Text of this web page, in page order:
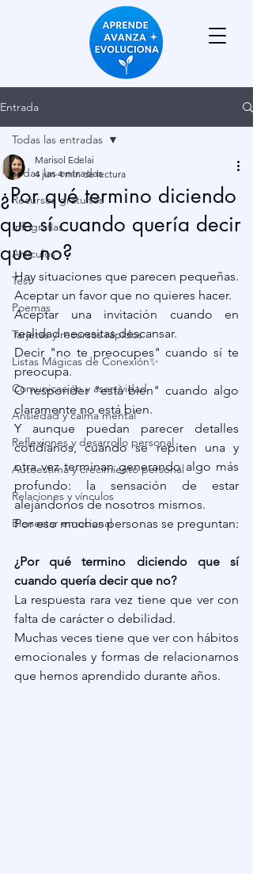
Entrada
Todas las entradas
Recursos gratuitos
Infografías
Artículos
Test
Poemas
Tarjetas y recursos rápidos
Listas Mágicas de Conexión✨
Comunicación y asertividad
Ansiedad y calma mental
Reflexiones y desarrollo personal
Autoestima y crecimiento personal
Relaciones y vínculos
Bienestar emocional
Todas las entradas
¿Por qué termino diciendo
que sí cuando quería decir
que no?
Marisol Edelai
4 jun 4 min de lectura
Hay situaciones que parecen pequeñas.
Aceptar un favor que no quieres hacer.
Aceptar una invitación cuando en
realidad necesitas descansar.
Decir "no te preocupes" cuando sí te
preocupa.
O responder "está bien" cuando algo
claramente no está bien.
Y aunque puedan parecer detalles
cotidianos, cuando se repiten una y
otra vez terminan generando algo más
profundo: la sensación de estar
alejándonos de nosotros mismos.
Por eso muchas personas se preguntan:
¿Por qué termino diciendo que sí
cuando quería decir que no?
La respuesta rara vez tiene que ver con
falta de carácter o debilidad.
Muchas veces tiene que ver con hábitos
emocionales y formas de relacionarnos
que hemos aprendido durante años.